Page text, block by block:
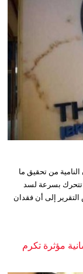
من تحقيق ما
تتحرك بسرعة لسد
إلى أن فقدان
مؤثرة تكرم